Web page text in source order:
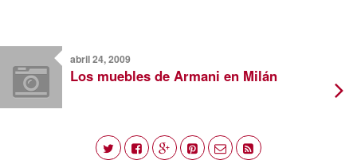
abril 24, 2009
Los muebles de Armani en Milán